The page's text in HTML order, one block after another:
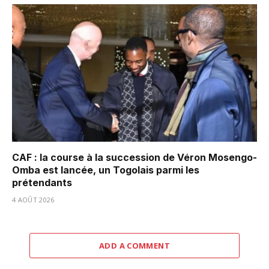
CAF : la course à la succession de Véron Mosengo-
Omba est lancée, un Togolais parmi les
prétendants
4 AOÛT 2026
ADD A COMMENT